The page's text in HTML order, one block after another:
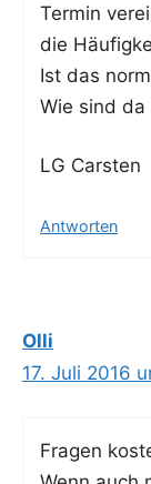
Ter­min
die
Ist das
Wie sind da
LG Cars­ten
Antworten
Olli
17. Juli 2016
Fra­gen